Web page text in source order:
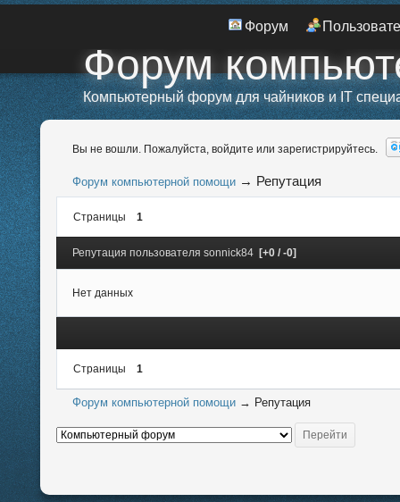
Форум
Форум
Компьютерный форум для чайников и IT
Вы не вошли. Пожалуйста, войдите или зарегистрируйтесь.
Форум компьютерной помощи → Репутация
Страницы 1
Репутация пользователя sonnick84 [+0 / -0]
Нет данных
Страницы 1
Форум компьютерной помощи → Репутация